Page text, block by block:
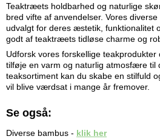
Teaktræets holdbarhed og naturlige
bred vifte af anvendelser. Vores
udvalgt for deres æstetik, funktionalitet
godt af teaktræets tidløse charme og
Udforsk vores forskellige
tilføje en varm og naturlig atmosfære til
teaksortiment kan du skabe en stilfuld
vil blive værdsat i mange år fremover.
Se også:
Diverse bambus - klik her